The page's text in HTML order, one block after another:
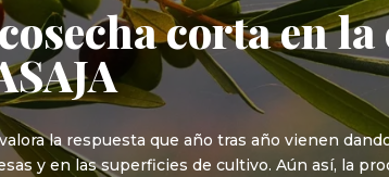
corta en
la respuesta que año tras año vienen
y en las superficies de cultivo. Aún así, la